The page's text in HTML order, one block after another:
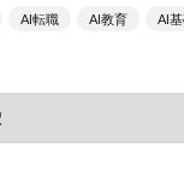
AI転職 AI教育 AI